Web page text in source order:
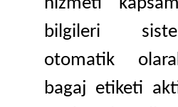
hizmeti
bilgileri
otomatik
bagaj etiketi